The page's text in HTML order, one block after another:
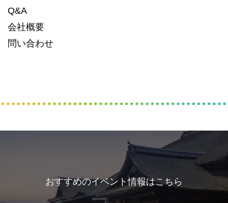
Q&A
会社概要
問い合わせ
おすすめのイベント情報はこちら